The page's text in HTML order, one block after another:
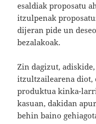
esaldiak proposatu
itzulpenak
dijeran pide un
bezalakoak.
Zin dagizut,
itzultzailearena diot,
produktua kinka-
kasuan, dakidan
behin baino